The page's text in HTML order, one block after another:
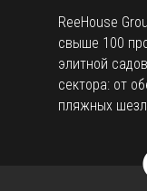
ReeHouse
свыше 100
элитной
сектора: от
пляжных